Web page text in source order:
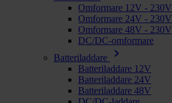
Omformare 12V - 230V
Omformare 24V - 230V
Omformare 48V - 230V
DC/DC-omformare
Batteriladdare
chevron_right
Batteriladdare 12V
Batteriladdare 24V
Batteriladdare 48V